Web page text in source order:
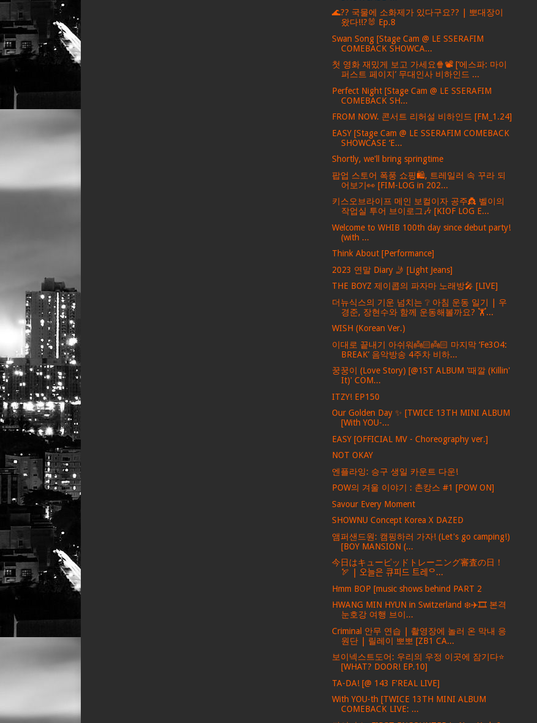
🌊?? 국물에 소화제가 있다구요?? | 뽀대장이
왔다!!?🐰 Ep.8
Swan Song [Stage Cam @ LE SSERAFIM
COMEBACK SHOWCA...
첫 영화 재밌게 보고 가세요🍿📽️ [‘에스파: 마이
퍼스트 페이지’ 무대인사 비하인드 ...
Perfect Night [Stage Cam @ LE SSERAFIM
COMEBACK SH...
FROM NOW. 콘서트 리허설 비하인드 [FM_1.24]
EASY [Stage Cam @ LE SSERAFIM COMEBACK
SHOWCASE ‘E...
Shortly, we'll bring springtime
팝업 스토어 폭풍 쇼핑🛍️, 트레일러 속 꾸라 되
어보기👀 [FIM-LOG in 202...
키스오브라이프 메인 보컬이자 공주👸 벨이의
작업실 투어 브이로그🎶 [KIOF LOG E...
Welcome to WHIB 100th day since debut party!
(with ...
Think About [Performance]
2023 연말 Diary 🤳 [Light Jeans]
THE BOYZ 제이콥의 파자마 노래방🎤 [LIVE]
더뉴식스의 기운 넘치는 ❔ 아침 운동 일기 | 우
경준, 장현수와 함께 운동해볼까요? 🏋️...
WISH (Korean Ver.)
이대로 끝내기 아쉬워👼🏻👼🏻 마지막 ‘Fe3O4:
BREAK’ 음악방송 4주차 비하...
꿍꿍이 (Love Story) [@1ST ALBUM '때깔 (Killin'
It)' COM...
ITZY! EP150
Our Golden Day ✨ [TWICE 13TH MINI ALBUM
[With YOU-...
EASY [OFFICIAL MV - Choreography ver.]
NOT OKAY
엔플라잉: 승구 생일 카운트 다운!
POW의 겨울 이야기 : 촌캉스 #1 [POW ON]
Savour Every Moment
SHOWNU Concept Korea X DAZED
앰퍼샌드원: 캠핑하러 가자! (Let's go camping!)
[BOY MANSION (...
今日はキューピッドトレーニング審査の日！
🏹 | 오늘은 큐피드 트레ᄋ...
Hmm BOP [music shows behind PART 2
HWANG MIN HYUN in Switzerland ❄️✈️🎞️ 본격
눈호강 여행 브이...
Criminal 안무 연습 | 촬영장에 놀러 온 막내 응
원단 | 릴레이 뽀뽀 [ZB1 CA...
보이넥스트도어: 우리의 우정 이곳에 잠기다⭐️
[WHAT? DOOR! EP.10]
TA-DA! [@ 143 F'REAL LIVE]
With YOU-th [TWICE 13TH MINI ALBUM
COMEBACK LIVE: ...